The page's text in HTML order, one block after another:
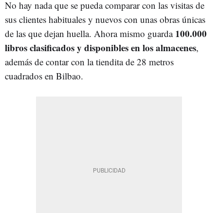
No hay nada que se pueda comparar con las visitas de
sus clientes habituales y nuevos con unas obras únicas
de las que dejan huella. Ahora mismo guarda 100.000
libros clasificados y disponibles en los almacenes,
además de contar con la tiendita de 28 metros
cuadrados en Bilbao.